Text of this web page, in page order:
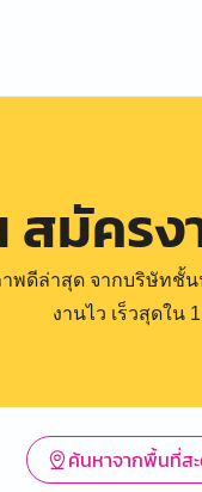
สมัครง
พดีล่าสุด จากบริษัทชั้
งานไว เร็วสุดใน
ค้นหาจากพื้นที่ส